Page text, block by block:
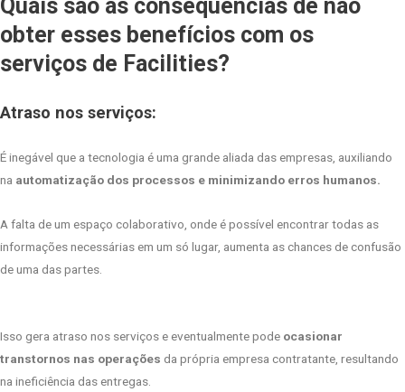
Quais são as consequências de não
obter esses benefícios com os
serviços de Facilities?
Atraso nos serviços:
É inegável que a tecnologia é uma grande aliada das empresas, auxiliando
na automatização dos processos e minimizando erros humanos.
A falta de um espaço colaborativo, onde é possível encontrar todas as
informações necessárias em um só lugar, aumenta as chances de confusão
de uma das partes.
Isso gera atraso nos serviços e eventualmente pode ocasionar
transtornos nas operações da própria empresa contratante, resultando
na ineficiência das entregas.